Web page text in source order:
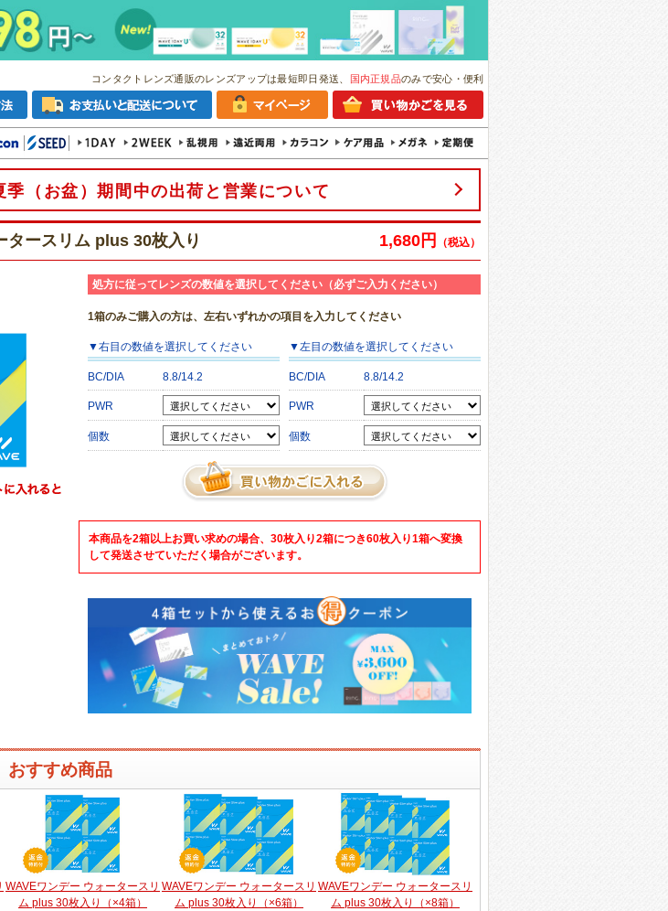
コンタクトレンズ通販のレンズアップは最短即日発送、 国内正規品のみで安心・便利
季（お盆）期間中の出荷と営業について
タースリム plus 30枚入り 1,680円 （税込）
処方に従ってレンズの数値を選択してください（必ずご入力ください）
1箱のみご購入の方は、左右いずれかの項目を入力してください
▼右目の数値を選択してください
BC/DIA 8.8/14.2
PWR
個数
▼左目の数値を選択してください
BC/DIA 8.8/14.2
PWR
個数
本商品を2箱以上お買い求めの場合、30枚入り2箱につき60枚入り1箱へ変換
して発送させていただく場合がございます。
すすめ商品
WAVEワンデー ウォータースリ
ム plus 30枚入り（×4箱）
WAVEワンデー ウォータースリ
ム plus 30枚入り（×6箱）
WAVEワンデー ウォータースリ
ム plus 30枚入り（×8箱）